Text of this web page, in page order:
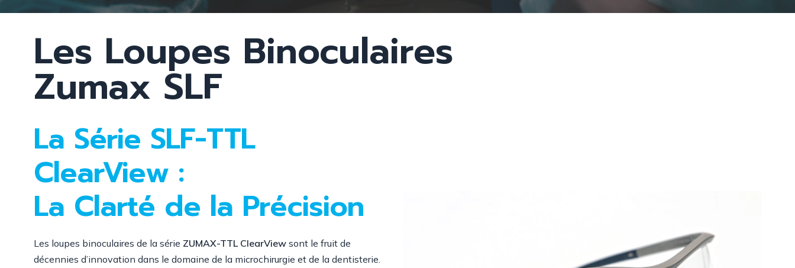
Les Loupes Binoculaires
Zumax SLF
La Série SLF-TTL
ClearView :
La Clarté de la Précision
Les loupes binoculaires de la série ZUMAX-TTL ClearView sont le fruit de
décennies d’innovation dans le domaine de la microchirurgie et de la dentisterie.